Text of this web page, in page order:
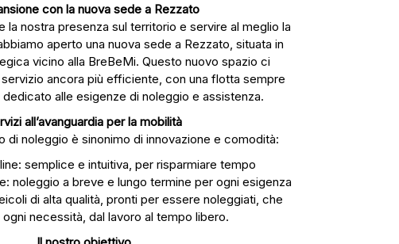
con la nuova sede a Rezzato
la nostra presenza sul territorio e servire al meglio la
aperto una nuova sede a Rezzato, situata in
vicino alla BreBeMi. Questo nuovo spazio ci
ancora più efficiente, con una flotta sempre
alle esigenze di noleggio e assistenza.
all’avanguardia per la mobilità
di noleggio è sinonimo di innovazione e comodità:
semplice e intuitiva, per risparmiare tempo
noleggio a breve e lungo termine per ogni esigenza
di alta qualità, pronti per essere noleggiati, che
necessità, dal lavoro al tempo libero.